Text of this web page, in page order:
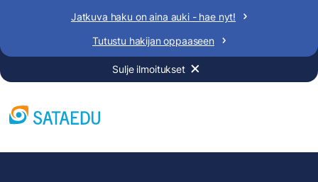
Jatkuva haku on aina auki - hae nyt!
Tutustu hakijan oppaaseen
Sulje ilmoitukset